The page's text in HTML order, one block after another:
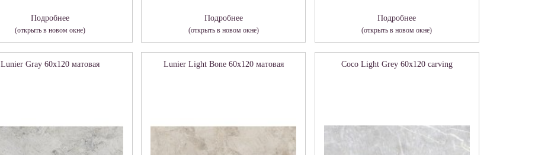
Подробнее
(открыть в новом окне)
Подробнее
(открыть в новом окне)
Подробнее
(открыть в новом окне)
Lunier Gray 60х120 матовая Lunier Light Bone 60х120 матовая Coco Light Grey 60х120 carving